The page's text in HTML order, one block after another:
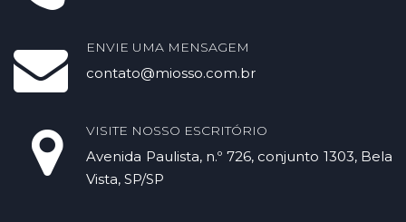
ENVIE UMA MENSAGEM
contato@miosso.com.br
VISITE NOSSO ESCRITÓRIO
Avenida Paulista, n.º 726, conjunto 1303, Bela
Vista, SP/SP